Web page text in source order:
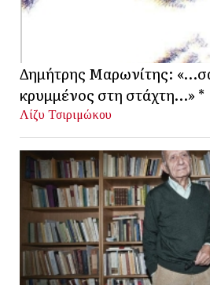
Δημήτρης Μαρωνίτης:
κρυμμένος στη στάχτη…» *
Λίζυ Τσιριμώκου